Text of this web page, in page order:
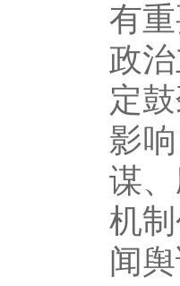
有
政
定
影
谋
机
闻